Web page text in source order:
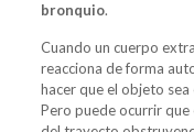
bronquio.
Cuando un cuerpo
reacciona de forma
hacer que el objeto
Pero puede ocurrir que